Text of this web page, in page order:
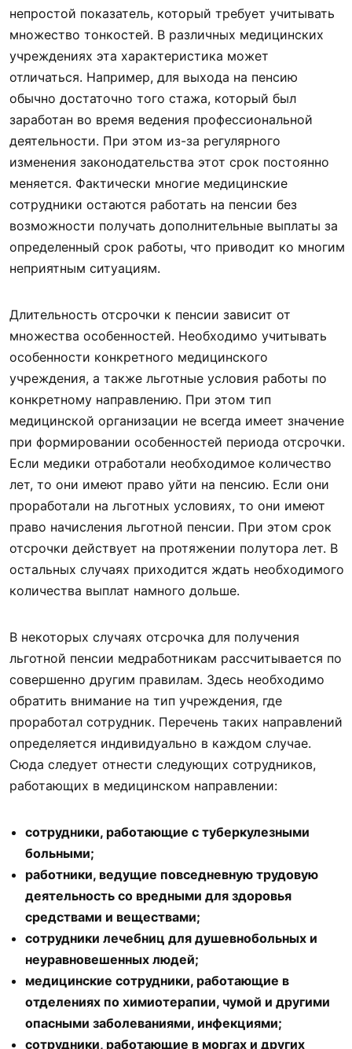
непростой показатель, который требует учитывать
множество тонкостей. В различных медицинских
учреждениях эта характеристика может
отличаться. Например, для выхода на пенсию
обычно достаточно того стажа, который был
заработан во время ведения профессиональной
деятельности. При этом из-за регулярного
изменения законодательства этот срок постоянно
меняется. Фактически многие медицинские
сотрудники остаются работать на пенсии без
возможности получать дополнительные выплаты за
определенный срок работы, что приводит ко многим
неприятным ситуациям.
Длительность отсрочки к пенсии зависит от
множества особенностей. Необходимо учитывать
особенности конкретного медицинского
учреждения, а также льготные условия работы по
конкретному направлению. При этом тип
медицинской организации не всегда имеет значение
при формировании особенностей периода отсрочки.
Если медики отработали необходимое количество
лет, то они имеют право уйти на пенсию. Если они
проработали на льготных условиях, то они имеют
право начисления льготной пенсии. При этом срок
отсрочки действует на протяжении полутора лет. В
остальных случаях приходится ждать необходимого
количества выплат намного дольше.
В некоторых случаях отсрочка для получения
льготной пенсии медработникам рассчитывается по
совершенно другим правилам. Здесь необходимо
обратить внимание на тип учреждения, где
проработал сотрудник. Перечень таких направлений
определяется индивидуально в каждом случае.
Сюда следует отнести следующих сотрудников,
работающих в медицинском направлении:
сотрудники, работающие с туберкулезными
больными;
работники, ведущие повседневную трудовую
деятельность со вредными для здоровья
средствами и веществами;
сотрудники лечебниц для душевнобольных и
неуравновешенных людей;
медицинские сотрудники, работающие в
отделениях по химиотерапии, чумой и другими
опасными заболеваниями, инфекциями;
сотрудники, работающие в моргах и других